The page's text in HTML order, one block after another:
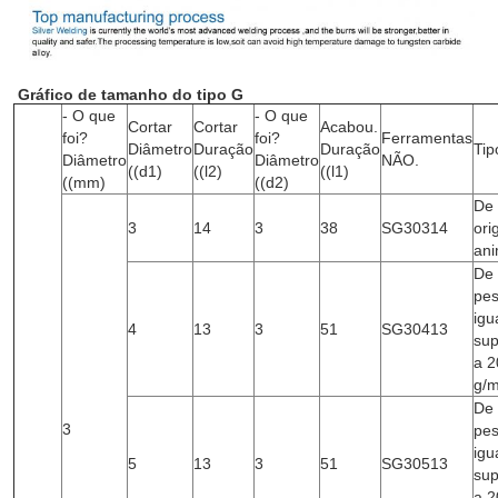
Gráfico de tamanho do tipo G
- O que
foi?
Diâmetro
((mm)
Cortar
Diâmetro
((d1)
Cortar
Duração
((l2)
- O que
foi?
Diâmetro
((d2)
Acabou.
Duração
((l1)
Ferramentas
NÃO.
3
3 14 3 38 SG30314
De
4 13 3 51 SG30413
De
a
g/
5 13 3 51 SG30513
De